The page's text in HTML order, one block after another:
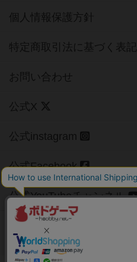
個人情報保護方針
特定商取引法に基づく表記
お問い合わせ
公式X
公式instagram
公式Facebook
公式YouTubeチャンネル